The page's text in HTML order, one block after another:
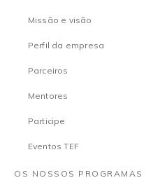
Missão e visão
Perfil da empresa
Parceiros
Mentores
Participe
Eventos TEF
OS NOSSOS PROGRAMAS